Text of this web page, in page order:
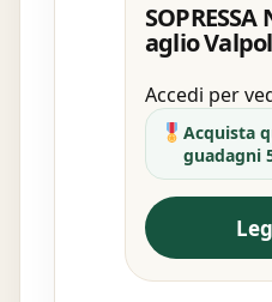
aglio
Accedi per
Acquista
guadagni